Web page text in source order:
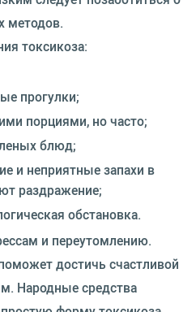
методов.
токсикоза:
прогулки;
порциями, но часто;
блюд;
и неприятные запахи в
раздражение;
обстановка.
и переутомлению.
достичь счастливой
Народные средства